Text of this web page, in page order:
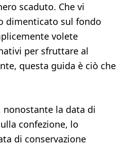
scaduto. Che vi
dimenticato sul fondo
volete
per sfruttare al
questa guida è ciò che
la data di
confezione, lo
di conservazione